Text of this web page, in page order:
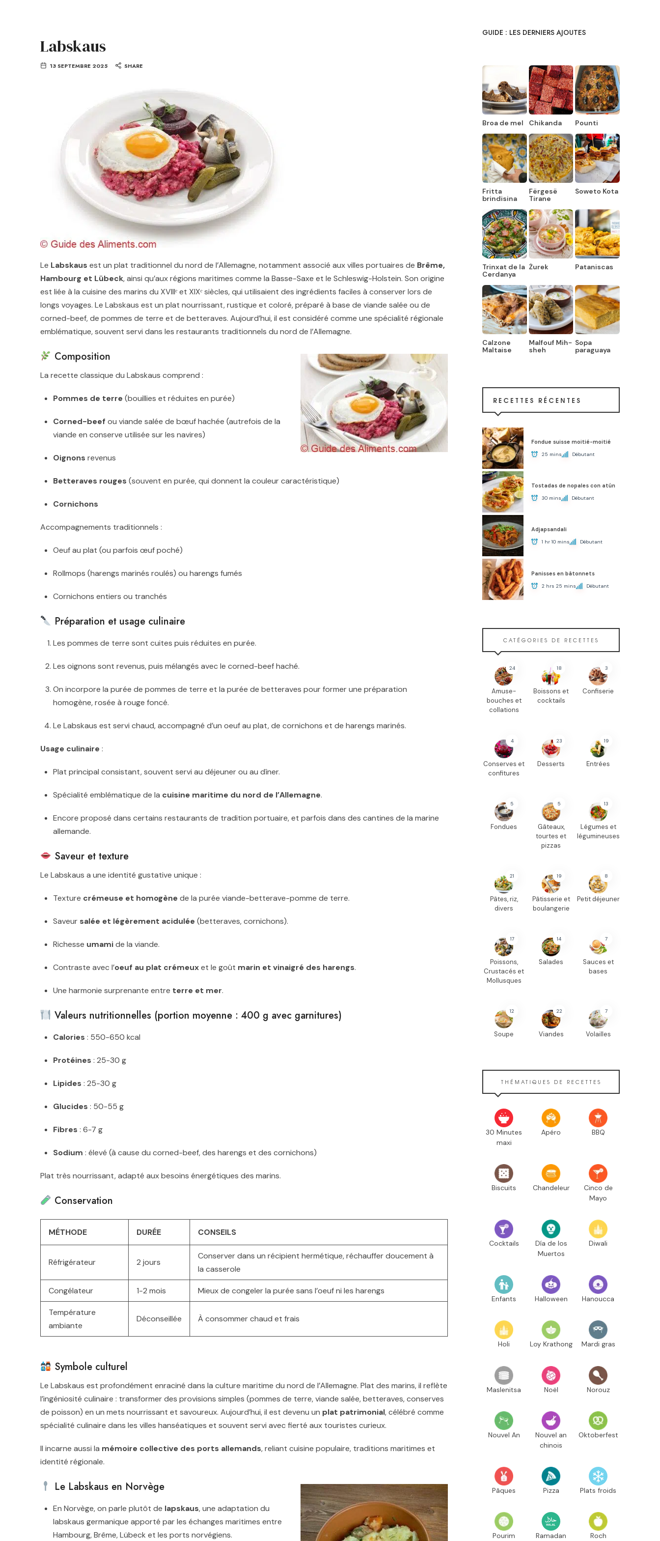
Labskaus
13 SEPTEMBRE 2025 SHARE
Le Labskaus est un plat traditionnel du nord de l’Allemagne, notamment associé aux villes portuaires de Brême,
Hambourg et Lübeck, ainsi qu’aux régions maritimes comme la Basse-Saxe et le Schleswig-Holstein. Son origine
est liée à la cuisine des marins du XVIIIᵉ et XIXᵉ siècles, qui utilisaient des ingrédients faciles à conserver lors de
longs voyages. Le Labskaus est un plat nourrissant, rustique et coloré, préparé à base de viande salée ou de
corned-beef, de pommes de terre et de betteraves. Aujourd’hui, il est considéré comme une spécialité régionale
emblématique, souvent servi dans les restaurants traditionnels du nord de l’Allemagne.
Composition
La recette classique du Labskaus comprend :
Pommes de terre (bouillies et réduites en purée)
Corned-beef ou viande salée de bœuf hachée (autrefois de la
viande en conserve utilisée sur les navires)
Oignons revenus
Betteraves rouges (souvent en purée, qui donnent la couleur caractéristique)
Cornichons
Accompagnements traditionnels :
Oeuf au plat (ou parfois œuf poché)
Rollmops (harengs marinés roulés) ou harengs fumés
Cornichons entiers ou tranchés
Préparation et usage culinaire
Les pommes de terre sont cuites puis réduites en purée.
Les oignons sont revenus, puis mélangés avec le corned-beef haché.
On incorpore la purée de pommes de terre et la purée de betteraves pour former une préparation
homogène, rosée à rouge foncé.
Le Labskaus est servi chaud, accompagné d’un oeuf au plat, de cornichons et de harengs marinés.
Usage culinaire :
Plat principal consistant, souvent servi au déjeuner ou au dîner.
Spécialité emblématique de la cuisine maritime du nord de l’Allemagne.
Encore proposé dans certains restaurants de tradition portuaire, et parfois dans des cantines de la marine
allemande.
Saveur et texture
Le Labskaus a une identité gustative unique :
Texture crémeuse et homogène de la purée viande-betterave-pomme de terre.
Saveur salée et légèrement acidulée (betteraves, cornichons).
Richesse umamide la viande.
Contraste avec l’oeuf au plat crémeuxet le goût marin et vinaigré des harengs.
Une harmonie surprenante entre terre et mer.
Valeurs nutritionnelles (portion moyenne : 400 g avec garnitures)
Calories : 550-650 kcal
Protéines : 25-30 g
Lipides : 25-30 g
Glucides : 50-55 g
Fibres : 6-7 g
Sodium : élevé (à cause du corned-beef, des harengs et des cornichons)
Plat très nourrissant, adapté aux besoins énergétiques des marins.
Conservation
MÉTHODE DURÉE CONSEILS
Réfrigérateur 2 jours
Conserver dans un récipient hermétique, réchauffer doucement à
la casserole
Congélateur 1-2 mois Mieux de congeler la purée sans l’oeuf ni les harengs
Température
ambiante
Déconseillée À consommer chaud et frais
Symbole culturel
Le Labskaus est profondément enraciné dans la culture maritime du nord de l’Allemagne. Plat des marins, il reflète
l’ingéniosité culinaire : transformer des provisions simples (pommes de terre, viande salée, betteraves, conserves
de poisson) en un mets nourrissant et savoureux. Aujourd’hui, il est devenu un plat patrimonial, célébré comme
spécialité culinaire dans les villes hanséatiques et souvent servi avec fierté aux touristes curieux.
Il incarne aussi la mémoire collective des ports allemands, reliant cuisine populaire, traditions maritimes et
identité régionale.
Le Labskaus en Norvège
En Norvège, on parle plutôt de lapskaus, une adaptation du
labskaus germanique apporté par les échanges maritimes entre
Hambourg, Brême, Lübeck et les ports norvégiens.
GUIDE : LES DERNIERS AJOUTES
Broa de mel Chikanda Pounti
Fritta
brindisina
Fërgesë
Tirane
Soweto Kota
Trinxat de la
Cerdanya
Żurek Pataniscas
Calzone
Maltaise
Malfouf Mih-
sheh
Sopa
paraguaya
RECETTES RÉCENTES
Fondue suisse moitié-moitié
25 mins Débutant
Tostadas de nopales con atún
30 mins Débutant
Adjapsandali
1 hr 10 mins Débutant
Panisses en bâtonnets
2 hrs 25 mins Débutant
CATÉGORIES DE RECETTES
24
Amuse-
bouches et
collations
18
Boissons et
cocktails
3
Confiserie
4
Conserves et
confitures
23
Desserts
19
Entrées
5
Fondues
5
Gâteaux,
tourtes et
pizzas
13
Légumes et
légumineuses
21
Pâtes, riz,
divers
19
Pâtisserie et
boulangerie
8
Petit déjeuner
17
Poissons,
Crustacés et
Mollusques
14
Salades
7
Sauces et
bases
12
Soupe
22
Viandes
7
Volailles
THÉMATIQUES DE RECETTES
30 Minutes
maxi
Apéro BBQ
Biscuits Chandeleur
Cinco de
Mayo
Cocktails
Día de los
Muertos
Diwali
Enfants Halloween Hanoucca
Holi Loy Krathong Mardi gras
Maslenitsa Noël Norouz
Nouvel An
Nouvel an
chinois
Oktoberfest
Pâques Pizza Plats froids
Pourim Ramadan Roch